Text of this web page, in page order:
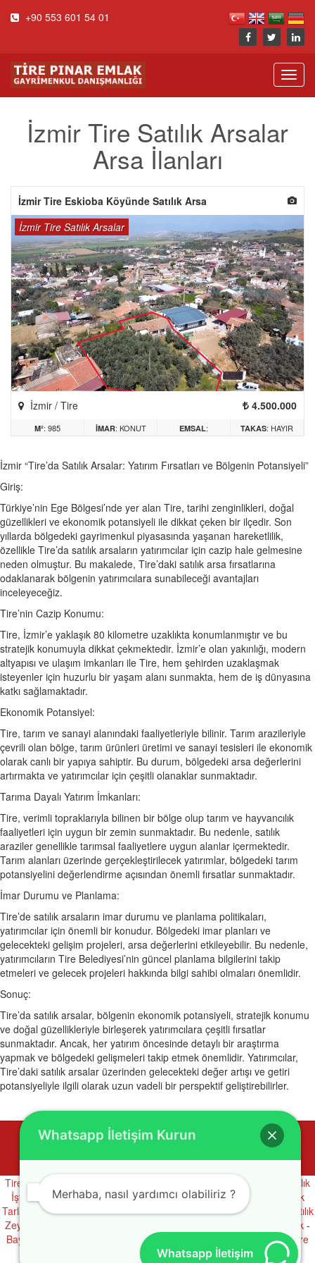
+90 553 601 54 01
İzmir Tire Satılık Arsalar
Arsa İlanları
İzmir Tire Eskioba Köyünde Satılık Arsa
İzmir Tire Satılık Arsalar
İzmir / Tire 4.500.000
M²: 985 İMAR: KONUT EMSAL: TAKAS: HAYIR
İzmir “Tire’da Satılık Arsalar: Yatırım Fırsatları ve Bölgenin Potansiyeli”
Giriş:
Türkiye’nin Ege Bölgesi’nde yer alan Tire, tarihi zenginlikleri, doğal
güzellikleri ve ekonomik potansiyeli ile dikkat çeken bir ilçedir. Son
yıllarda bölgedeki gayrimenkul piyasasında yaşanan hareketlilik,
özellikle Tire’da satılık arsaların yatırımcılar için cazip hale gelmesine
neden olmuştur. Bu makalede, Tire’daki satılık arsa fırsatlarına
odaklanarak bölgenin yatırımcılara sunabileceği avantajları
inceleyeceğiz.
Tire’nin Cazip Konumu:
Tire, İzmir’e yaklaşık 80 kilometre uzaklıkta konumlanmıştır ve bu
stratejik konumuyla dikkat çekmektedir. İzmir’e olan yakınlığı, modern
altyapısı ve ulaşım imkanları ile Tire, hem şehirden uzaklaşmak
isteyenler için huzurlu bir yaşam alanı sunmakta, hem de iş dünyasına
katkı sağlamaktadır.
Ekonomik Potansiyel:
Tire, tarım ve sanayi alanındaki faaliyetleriyle bilinir. Tarım arazileriyle
çevrili olan bölge, tarım ürünleri üretimi ve sanayi tesisleri ile ekonomik
olarak canlı bir yapıya sahiptir. Bu durum, bölgedeki arsa değerlerini
artırmakta ve yatırımcılar için çeşitli olanaklar sunmaktadır.
Tarıma Dayalı Yatırım İmkanları:
Tire, verimli topraklarıyla bilinen bir bölge olup tarım ve hayvancılık
faaliyetleri için uygun bir zemin sunmaktadır. Bu nedenle, satılık
araziler genellikle tarımsal faaliyetlere uygun alanlar içermektedir.
Tarım alanları üzerinde gerçekleştirilecek yatırımlar, bölgedeki tarım
potansiyelini değerlendirme açısından önemli fırsatlar sunmaktadır.
İmar Durumu ve Planlama:
Tire’de satılık arsaların imar durumu ve planlama politikaları,
yatırımcılar için önemli bir konudur. Bölgedeki imar planları ve
gelecekteki gelişim projeleri, arsa değerlerini etkileyebilir. Bu nedenle,
yatırımcıların Tire Belediyesi’nin güncel planlama bilgilerini takip
etmeleri ve gelecek projeleri hakkında bilgi sahibi olmaları önemlidir.
Sonuç:
Tire’da satılık arsalar, bölgenin ekonomik potansiyeli, stratejik konumu
ve doğal güzellikleriyle birleşerek yatırımcılara çeşitli fırsatlar
sunmaktadır. Ancak, her yatırım öncesinde detaylı bir araştırma
yapmak ve bölgedeki gelişmeleri takip etmek önemlidir. Yatırımcılar,
Tire’daki satılık arsalar üzerinden gelecekteki değer artışı ve getiri
potansiyeliyle ilgili olarak uzun vadeli bir perspektif geliştirebilirler.
© 2016Tire Pınar Emlak. Tüm hakları saklıdır.
Whatsapp İletişim Kurun
Merhaba, nasıl yardımcı olabiliriz ?
Whatsapp İletişim
Tire Devren Kiralık İşyerleri Tire Devren Satılık İşyerleri
Tire Kiralık
İşyerleri
-Tire Satılık İşyerleri-Bayındır Satılık Arsalar -
Tire Kiralık
Tarlalar
-Bayındır Satılık Bahçe-Bayındır Satılık Tarla- Bayındır Satılık
Zeytinlik
Tire Satılık Zeytinlik -
Bayındır Kiralık Daire
Tire Kiralık Daire Bayındır Satılık Daire-Tire
Satılık Daire